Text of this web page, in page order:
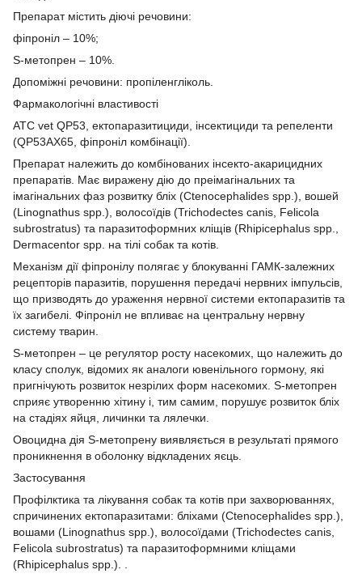
Препарат містить діючі речовини:
фіпроніл – 10%;
S-метопрен – 10%.
Допоміжні речовини: пропіленгліколь.
Фармакологічні властивості
АТС vet QP53, ектопаразитициди, інсектициди та репеленти
(QP53AX65, фіпроніл комбінації).
Препарат належить до комбінованих інсекто-акарицидних
препаратів. Має виражену дію до преімагінальних та
імагінальних фаз розвитку бліх (Ctenocephalides spp.), вошей
(Linognathus spp.), волосоїдів (Trichodectes canis, Felicola
subrostratus) та паразитоформних кліщів (Rhipicephalus spp.,
Dermacentor spp. на тілі собак та котів.
Механізм дії фіпронілу полягає у блокуванні ГАМК-залежних
рецепторів паразитів, порушення передачі нервних імпульсів,
що призводять до ураження нервної системи ектопаразитів та
їх загибелі. Фіпроніл не впливає на центральну нервну
систему тварин.
S-метопрен – це регулятор росту насекомих, що належить до
класу сполук, відомих як аналоги ювенільного гормону, які
пригнічують розвиток незрілих форм насекомих. S-метопрен
сприяє утворенню хітину і, тим самим, порушує розвиток бліх
на стадіях яйця, личинки та лялечки.
Овоцидна дія S-метопрену виявляється в результаті прямого
проникнення в оболонку відкладених яєць.
Застосування
Профілктика та лікування собак та котів при захворюваннях,
спричинених ектопаразитами: бліхами (Ctenocephalides spp.),
вошами (Linognathus spp.), волосоїдами (Trichodectes canis,
Felicola subrostratus) та паразитоформними кліщами
(Rhipicephalus spp.). .